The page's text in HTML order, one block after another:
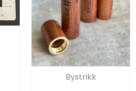
Bystrikk